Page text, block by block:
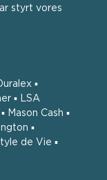
styrt vores
▪
▪ LSA
Mason Cash ▪
▪
de Vie ▪